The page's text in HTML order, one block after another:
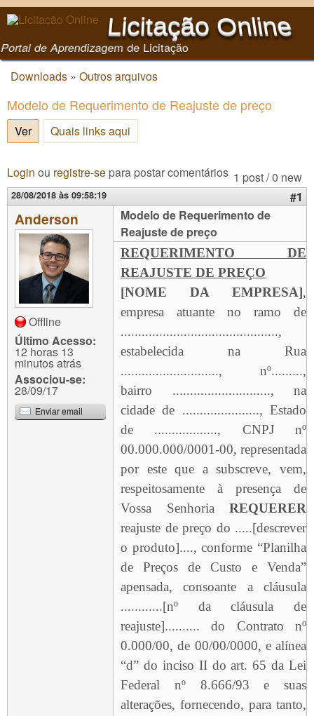
Pular para o conteúdo
principal
Licitação Online
Portal de Aprendizagem de Licitação
Você está aqui
Downloads » Outros arquivos
Modelo de Requerimento de Reajuste de preço
Ver(aba ativa)
Quais links aqui
1 post / 0 new
Login ou registre-se para postar comentários
28/08/2018 às 09:58:19 #1
Anderson
Offline
Último Acesso:
12 horas 13
minutos atrás
Associou-se:
28/09/17
Enviar email
Modelo de Requerimento de
Reajuste de preço
REQUERIMENTO DE
REAJUSTE DE PREÇO
[NOME DA EMPRESA],
empresa atuante no ramo de
.............................................,
estabelecida na Rua
............................, nº.........,
bairro ............................, na
cidade de ......................, Estado
de .................., CNPJ nº
00.000.000/0001-00, representada
por este que a subscreve, vem,
respeitosamente à presença de
Vossa Senhoria REQUERER
reajuste de preço do .....[descrever
o produto]...., conforme “Planilha
de Preços de Custo e Venda”
apensada, consoante a cláusula
............[nº da cláusula de
reajuste].......... do Contrato nº
0.000/00, de 00/00/0000, e alínea
“d” do inciso II do art. 65 da Lei
Federal nº 8.666/93 e suas
alterações, fornecendo, para tanto,